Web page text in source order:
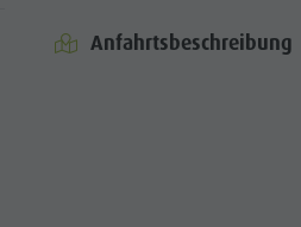
Anfahrtsbeschreibung